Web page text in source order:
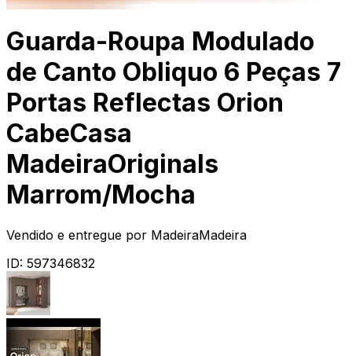
Guarda-Roupa Modulado
de Canto Obliquo 6 Peças 7
Portas Reflectas Orion
CabeCasa
MadeiraOriginals
Marrom/Mocha
Vendido e entregue por MadeiraMadeira
ID: 597346832